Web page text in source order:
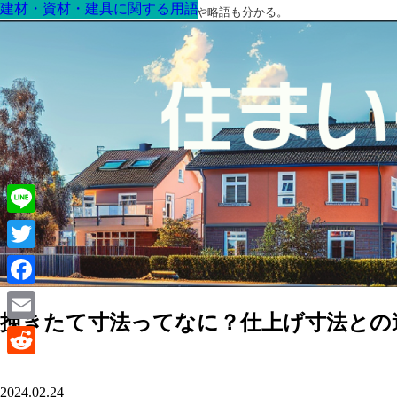
最高の家を作るための知識！専門用語や略語も分かる。
挽きたて寸法ってなに？仕上げ寸法と
建材・資材・建具に関する用語
2024.02.24
建材・資材・建具に関する用語
建材・資材・建具に関する用語
建材・資材・建具に関する用語
建材・資材・建具に関する用語
建材・資材・建具に関する用語
建材・資材・建具に関する用語
Line
Twitter
Facebook
Email